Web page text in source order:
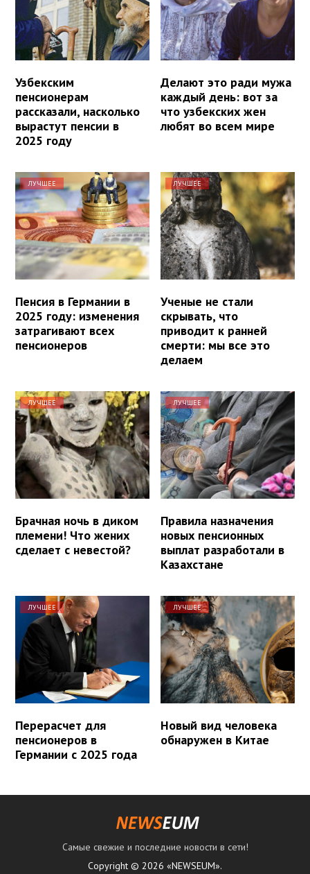
Узбекским
пенсионерам
рассказали, насколько
вырастут пенсии в
2025 году
Делают это ради мужа
каждый день: вот за
что узбекских жен
любят во всем мире
ЛУЧШЕЕ
Пенсия в Германии в
2025 году: изменения
затрагивают всех
пенсионеров
ЛУЧШЕЕ
Ученые не стали
скрывать, что
приводит к ранней
смерти: мы все это
делаем
ЛУЧШЕЕ
Брачная ночь в диком
племени! Что жених
сделает с невестой?
ЛУЧШЕЕ
Правила назначения
новых пенсионных
выплат разработали в
Казахстане
ЛУЧШЕЕ
Перерасчет для
пенсионеров в
Германии с 2025 года
ЛУЧШЕЕ
Новый вид человека
обнаружен в Китае
Самые свежие и последние новости в сети!
Copyright © 2026 «NEWSEUM».